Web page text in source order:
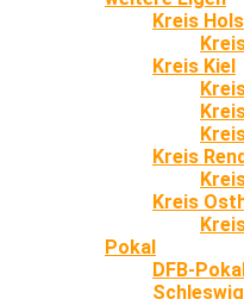
Kreis
Kreis Kiel
Kreis
Kreis
Pokal
DFB-